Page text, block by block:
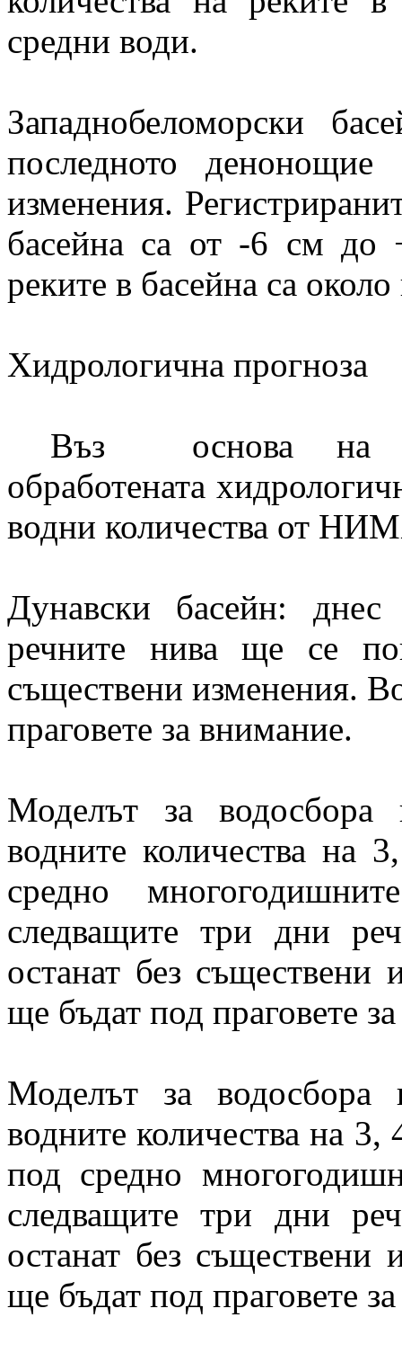
средни води.
Западнобеломорски
последното
изменения.
басейна са от -6 см до
реките в басейна са
Хидрологична прогноза
Въз основа на
обработената
водни количества от
Дунавски басейн:
речните нива ще се
съществени изменения.
праговете за внимание.
Моделът за
водните количества
средно
следващите три дни
останат без съществени
ще бъдат под праговете
Моделът за
водните количества на
под средно
следващите три дни
останат без съществени
ще бъдат под праговете